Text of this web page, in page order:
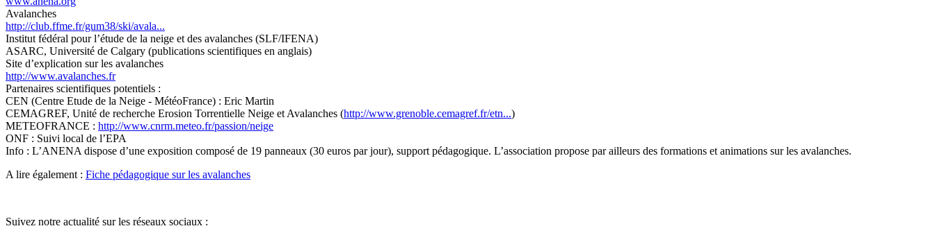
Avalanches
http://club.ffme.fr/gum38/ski/avala...
Institut fédéral pour l’étude de la neige et des avalanches (SLF/IFENA)
ASARC, Université de Calgary (publications scientifiques en anglais)
Site d’explication sur les avalanches
http://www.avalanches.fr
Partenaires scientifiques potentiels :
CEN (Centre Etude de la Neige - MétéoFrance) : Eric Martin
CEMAGREF, Unité de recherche Erosion Torrentielle Neige et Avalanches (http://www.grenoble.cemagref.fr/etn...)
METEOFRANCE : http://www.cnrm.meteo.fr/passion/neige
ONF : Suivi local de l’EPA
Info : L’ANENA dispose d’une exposition composé de 19 panneaux (30 euros par jour), support pédagogique. L’association propose par ailleurs des formations et animations sur les avalanches.
A lire également : Fiche pédagogique sur les avalanches
Suivez notre actualité sur les réseaux sociaux :